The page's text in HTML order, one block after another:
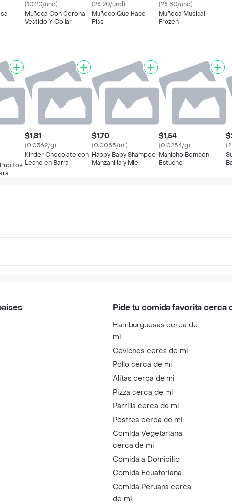
(10.20/und)
Muñeca Con Corona
Vestido Y Collar
(28.20/und)
Muñeco Que Hace
Piss
(28.80/und)
Muñeca Musical
Frozen
$1,81
(0.0362/g)
Kinder Chocolate con
Leche en Barra
$1,70
(0.0085/ml)
Happy Baby Shampoo
Manzanilla y Miel
$1,54
(0.0254/g)
Manicho Bombón
Estuche
Pide tu comida favorita cerca
Hamburguesas cerca de
mi
Ceviches cerca de mi
Pollo cerca de mi
Alitas cerca de mi
Pizza cerca de mi
Parrilla cerca de mi
Postres cerca de mi
Comida Vegetariana
cerca de mi
Comida a Domicilio
Comida Ecuatoriana
Comida Peruana cerca
de mi